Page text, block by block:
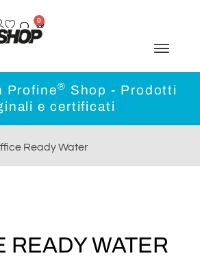
0
Profine® Shop - Prodotti
e certificati
Ready Water
READY WATER